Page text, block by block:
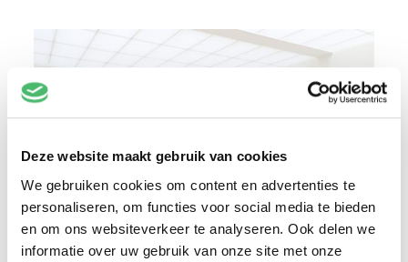
Deze website maakt gebruik van cookies
We gebruiken cookies om content en advertenties te
personaliseren, om functies voor social media te bieden
en om ons websiteverkeer te analyseren. Ook delen we
informatie over uw gebruik van onze site met onze